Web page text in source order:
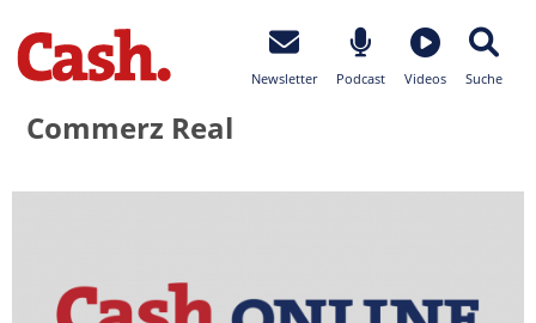
Newsletter Podcast Videos Suche
Commerz Real